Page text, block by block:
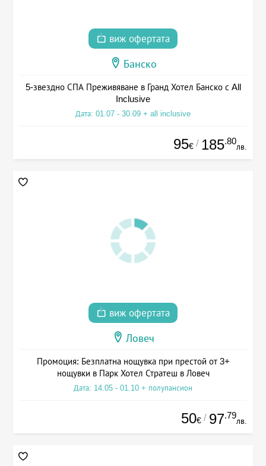
виж офертата
Банско
5-звездно СПА Преживяване в Гранд Хотел Банско с All
Inclusive
Дата: 01.07 - 30.09 + all inclusive
95€ / 185.80
лв.
виж офертата
Ловеч
Промоция: Безплатна нощувка при престой от 3+
нощувки в Парк Хотел Стратеш в Ловеч
Дата: 14.05 - 01.10 + полупансион
50€ / 97.79
лв.